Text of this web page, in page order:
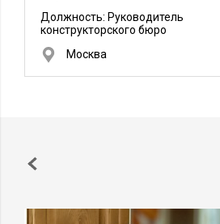
Должность: Руководитель
конструкторского бюро
Москва